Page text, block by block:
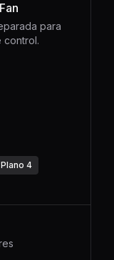
para
control.
Plano 4